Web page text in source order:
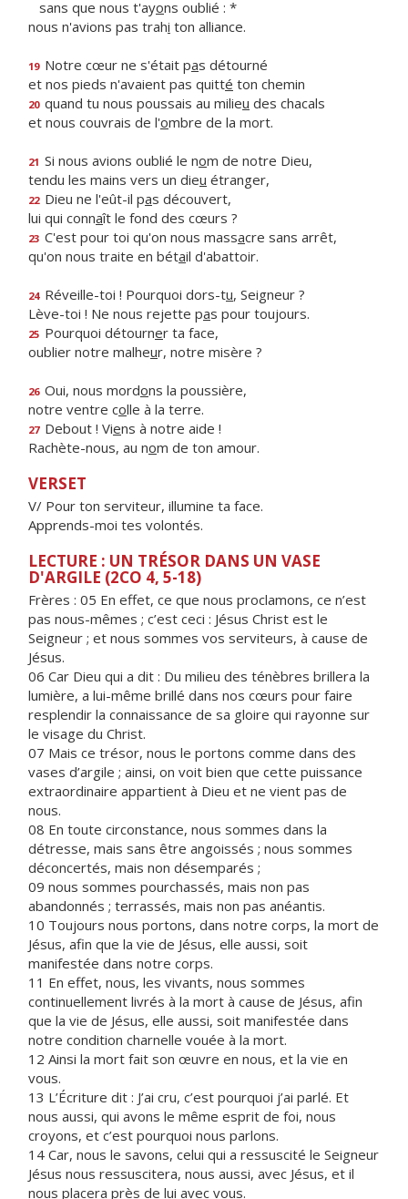
sans que nous t'ayons oublié : *
nous n'avions pas trahi ton alliance.
19 Notre cœur ne s'était pas détourné
et nos pieds n'avaient pas quitté ton chemin
20 quand tu nous poussais au milieu des chacals
et nous couvrais de l'ombre de la mort.
21 Si nous avions oublié le nom de notre Dieu,
tendu les mains vers un dieu étranger,
22 Dieu ne l'eût-il pas découvert,
lui qui connaît le fond des cœurs ?
23 C'est pour toi qu'on nous massacre sans arrêt,
qu'on nous traite en bétail d'abattoir.
24 Réveille-toi ! Pourquoi dors-tu, Seigneur ?
Lève-toi ! Ne nous rejette pas pour toujours.
25 Pourquoi détourner ta face,
oublier notre malheur, notre misère ?
26 Oui, nous mordons la poussière,
notre ventre colle à la terre.
27 Debout ! Viens à notre aide !
Rachète-nous, au nom de ton amour.
VERSET
V/ Pour ton serviteur, illumine ta face.
Apprends-moi tes volontés.
LECTURE : UN TRÉSOR DANS UN VASE
D'ARGILE (2CO 4, 5-18)
Frères : 05 En effet, ce que nous proclamons, ce n’est
pas nous-mêmes ; c’est ceci : Jésus Christ est le
Seigneur ; et nous sommes vos serviteurs, à cause de
Jésus.
06 Car Dieu qui a dit : Du milieu des ténèbres brillera la
lumière, a lui-même brillé dans nos cœurs pour faire
resplendir la connaissance de sa gloire qui rayonne sur
le visage du Christ.
07 Mais ce trésor, nous le portons comme dans des
vases d’argile ; ainsi, on voit bien que cette puissance
extraordinaire appartient à Dieu et ne vient pas de
nous.
08 En toute circonstance, nous sommes dans la
détresse, mais sans être angoissés ; nous sommes
déconcertés, mais non désemparés ;
09 nous sommes pourchassés, mais non pas
abandonnés ; terrassés, mais non pas anéantis.
10 Toujours nous portons, dans notre corps, la mort de
Jésus, afin que la vie de Jésus, elle aussi, soit
manifestée dans notre corps.
11 En effet, nous, les vivants, nous sommes
continuellement livrés à la mort à cause de Jésus, afin
que la vie de Jésus, elle aussi, soit manifestée dans
notre condition charnelle vouée à la mort.
12 Ainsi la mort fait son œuvre en nous, et la vie en
vous.
13 L’Écriture dit : J’ai cru, c’est pourquoi j’ai parlé. Et
nous aussi, qui avons le même esprit de foi, nous
croyons, et c’est pourquoi nous parlons.
14 Car, nous le savons, celui qui a ressuscité le Seigneur
Jésus nous ressuscitera, nous aussi, avec Jésus, et il
nous placera près de lui avec vous.